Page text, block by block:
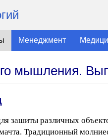
Менеджмент
мышления.
зашиты различных
Традиционный